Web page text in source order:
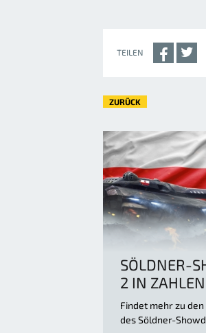
TEILEN
ZURÜCK
SÖLDNER-
2 IN ZAHLEN
Findet mehr zu
des Söldner-